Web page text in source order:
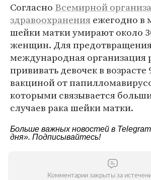
Согласно Всемирной
здравоохранения ежегодно в
шейки матки умирают около
женщин. Для
международная организация
прививать девочек в возрасте
вакциной от
которыми связывается
случаев рака шейки матки.
Больше важных новостей в
дня». Подписывайтесь!
Комментарии закрыты за